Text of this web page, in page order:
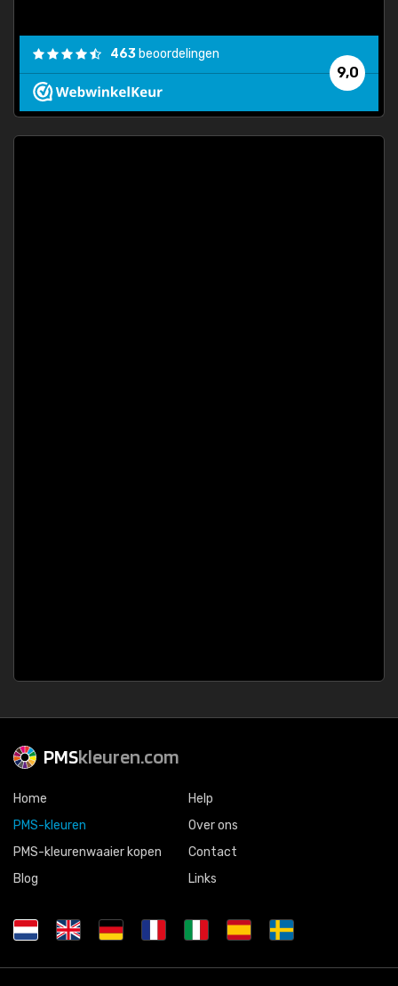
9,0
463 beoordelingen
PMSkleuren.com
Home
PMS-kleuren
PMS-kleurenwaaier kopen
Blog
Help
Over ons
Contact
Links